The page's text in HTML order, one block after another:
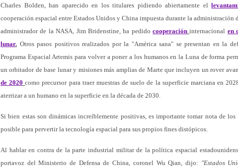
Charles Bolden, han aparecido en los titulares pidiendo abiertamente el
cooperación espacial entre Estados Unidos y China impuesta durante la administración
administrador de la NASA, Jim Bridenstine, ha pedido cooperación internacional en
lunar. Otros pasos positivos realizados por la "América sana" se presentan en la
Programa Espacial Artemis para volver a poner a los humanos en la Luna de forma
un orbitador de base lunar y misiones más amplias de Marte que incluyen un rover
de 2020 como precursor para traer muestras de suelo de la superficie marciana en
aterrizar a un humano en la superficie en la década de 2030.
Si bien estas son dinámicas increíblemente positivas, es importante tomar nota de
posible para pervertir la tecnología espacial para sus propios fines distópicos.
Al hablar en contra de la parte industrial militar de la política espacial
portavoz del Ministerio de Defensa de China, coronel Wu Qian, dijo: "Estados